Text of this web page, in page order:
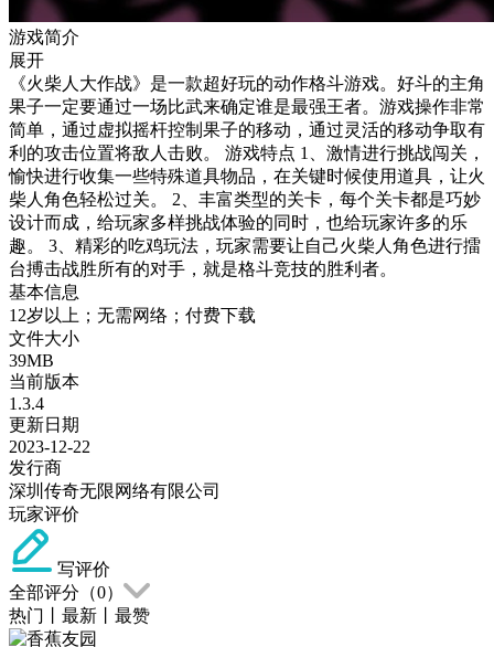
游戏简介
展开
《火柴人大作战》是一款超好玩的动作格斗游戏。好斗的主角
果子一定要通过一场比武来确定谁是最强王者。游戏操作非常
简单，通过虚拟摇杆控制果子的移动，通过灵活的移动争取有
利的攻击位置将敌人击败。 游戏特点 1、激情进行挑战闯关，
愉快进行收集一些特殊道具物品，在关键时候使用道具，让火
柴人角色轻松过关。 2、丰富类型的关卡，每个关卡都是巧妙
设计而成，给玩家多样挑战体验的同时，也给玩家许多的乐
趣。 3、精彩的吃鸡玩法，玩家需要让自己火柴人角色进行擂
台搏击战胜所有的对手，就是格斗竞技的胜利者。
基本信息
12岁以上；无需网络；付费下载
文件大小
39MB
当前版本
1.3.4
更新日期
2023-12-22
发行商
深圳传奇无限网络有限公司
玩家评价
写评价
全部评分（0）
热门
最新 最赞